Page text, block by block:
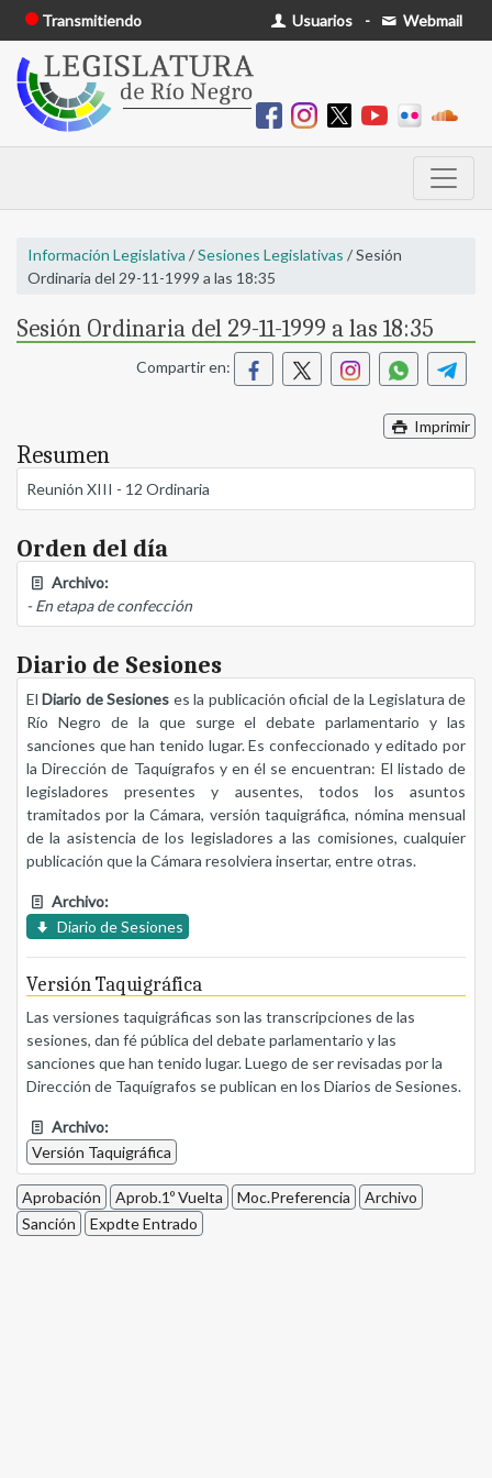
Transmitiendo Usuarios - Webmail
Información Legislativa /Sesiones Legislativas / Sesión
Ordinaria del 29-11-1999 a las 18:35
Sesión Ordinaria del 29-11-1999 a las 18:35
Compartir en:
Imprimir
Resumen
Reunión XIII - 12 Ordinaria
Orden del día
Archivo:
- En etapa de confección
Diario de Sesiones
ElDiario de Sesiones es la publicación oficial de la Legislatura de
Río Negro de la que surge el debate parlamentario y las
sanciones que han tenido lugar. Es confeccionado y editado por
la Dirección de Taquígrafos y en él se encuentran: El listado de
legisladores presentes y ausentes, todos los asuntos
tramitados por la Cámara, versión taquigráfica, nómina mensual
de la asistencia de los legisladores a las comisiones, cualquier
publicación que la Cámara resolviera insertar, entre otras.
Archivo:
Diario de Sesiones
Versión Taquigráfica
Las versiones taquigráficas son las transcripciones de las
sesiones, dan fé pública del debate parlamentario y las
sanciones que han tenido lugar. Luego de ser revisadas por la
Dirección de Taquígrafos se publican en los Diarios de Sesiones.
Archivo:
Versión Taquigráfica
Aprobación Aprob.1º Vuelta Moc.Preferencia
Archivo
Sanción
Expdte Entrado